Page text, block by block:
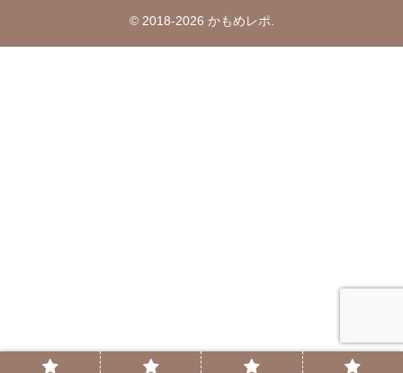
© 2018-2026 かもめレポ.